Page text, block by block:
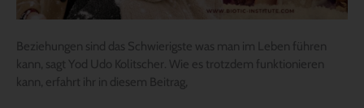
Beziehungen sind das Schwierigste was man im Leben führen
kann, sagt Yod Udo Kolitscher. Wie es trotzdem funktionieren
kann, erfahrt ihr in diesem Beitrag,